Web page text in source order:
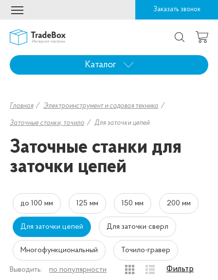
Заказать звонок
Каталог
Главная Электроинструмент и садовая техника
Заточные станки, точило Для заточки цепей
Заточные станки для
заточки цепей
до 100 мм 125 мм 150 мм 200 мм
Для заточки цепей Для заточки сверл
Многофункциональный Точило-гравер
Выводить: по популярности Фильтр